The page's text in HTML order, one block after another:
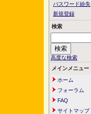
パスワード紛失
新規登録
検索
高度な検索
メインメニュー
ホーム
フォーラム
FAQ
サイトマップ